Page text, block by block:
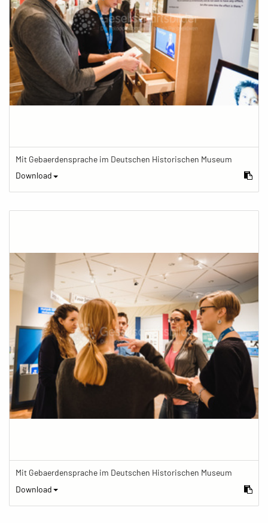
Mit Gebaerdensprache im Deutschen Historischen Museum
Download
Mit Gebaerdensprache im Deutschen Historischen Museum
Download